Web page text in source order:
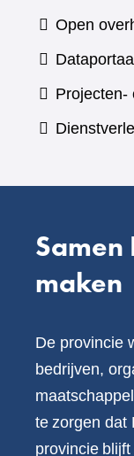
Open
Projecten-
maken
De provincie
bedrijven,
te zorgen dat
provincie